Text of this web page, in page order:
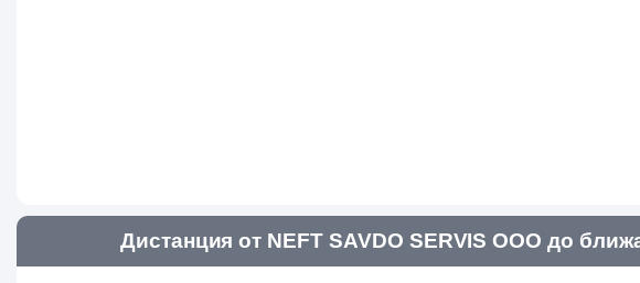
Дистанция от NEFT SAVDO SERVIS ООО до